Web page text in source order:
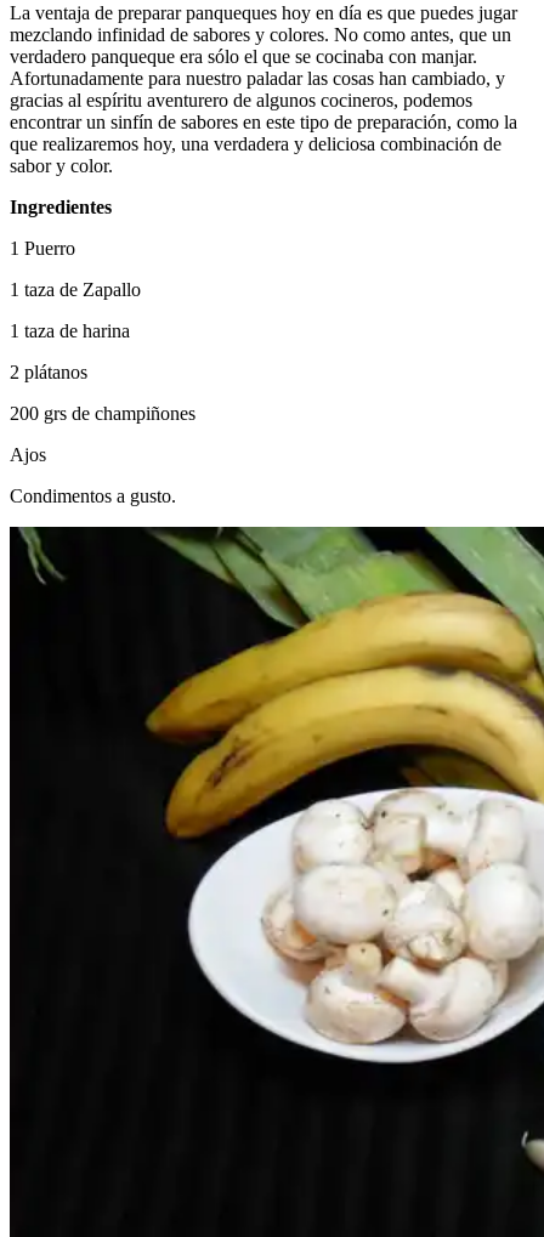
La ventaja de preparar panqueques hoy en día es que puedes jugar
mezclando infinidad de sabores y colores. No como antes, que un
verdadero panqueque era sólo el que se cocinaba con manjar.
Afortunadamente para nuestro paladar las cosas han cambiado, y
gracias al espíritu aventurero de algunos cocineros, podemos
encontrar un sinfín de sabores en este tipo de preparación, como la
que realizaremos hoy, una verdadera y deliciosa combinación de
sabor y color.
Ingredientes
1 Puerro
1 taza de Zapallo
1 taza de harina
2 plátanos
200 grs de champiñones
Ajos
Condimentos a gusto.